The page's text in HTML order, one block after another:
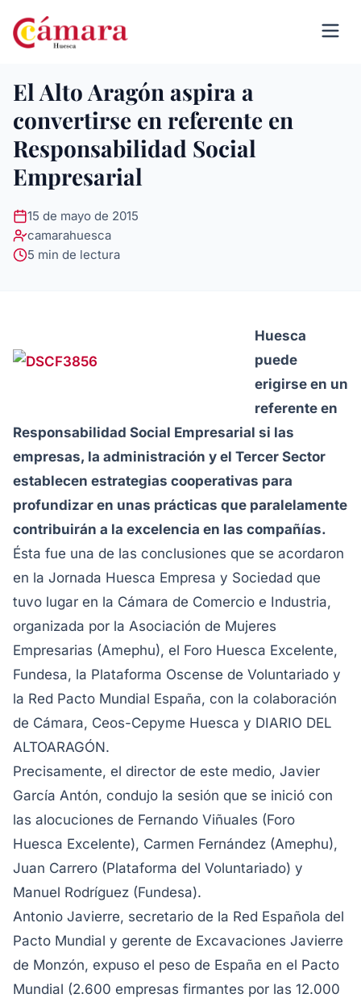
El Alto Aragón aspira a
convertirse en referente en
Responsabilidad Social
Empresarial
15 de mayo de 2015
camarahuesca
5 min de lectura
Huesca
puede
erigirse en un
referente en
Responsabilidad Social Empresarial si las
empresas, la administración y el Tercer Sector
establecen estrategias cooperativas para
profundizar en unas prácticas que paralelamente
contribuirán a la excelencia en las compañías.
Ésta fue una de las conclusiones que se acordaron
en la Jornada Huesca Empresa y Sociedad que
tuvo lugar en la Cámara de Comercio e Industria,
organizada por la Asociación de Mujeres
Empresarias (Amephu), el Foro Huesca Excelente,
Fundesa, la Plataforma Oscense de Voluntariado y
la Red Pacto Mundial España, con la colaboración
de Cámara, Ceos-Cepyme Huesca y DIARIO DEL
ALTOARAGÓN.
Precisamente, el director de este medio, Javier
García Antón, condujo la sesión que se inició con
las alocuciones de Fernando Viñuales (Foro
Huesca Excelente), Carmen Fernández (Amephu),
Juan Carrero (Plataforma del Voluntariado) y
Manuel Rodríguez (Fundesa).
Antonio Javierre, secretario de la Red Española del
Pacto Mundial y gerente de Excavaciones Javierre
de Monzón, expuso el peso de España en el Pacto
Mundial (2.600 empresas firmantes por las 12.000